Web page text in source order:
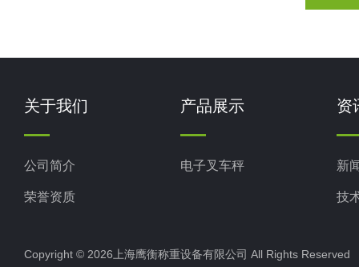
关于我们
公司简介
荣誉资质
产品展示
电子叉车秤
资
新
技
Copyright © 2026上海鹰衡称重设备有限公司 All Rights